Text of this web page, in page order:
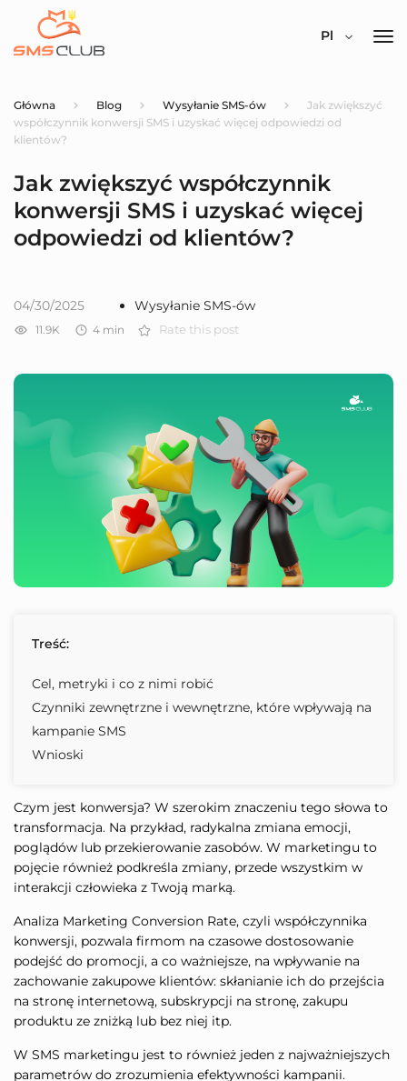
Pl
Główna Blog Wysyłanie SMS-ów
Jak zwiększyć
współczynnik konwersji SMS i uzyskać więcej odpowiedzi od
klientów?
Jak zwiększyć współczynnik
konwersji SMS i uzyskać więcej
odpowiedzi od klientów?
04/30/2025 Wysyłanie SMS-ów
11.9K 4 min Rate this post
Treść:
Cel, metryki i co z nimi robić
Czynniki zewnętrzne i wewnętrzne, które wpływają na
kampanie SMS
Wnioski
Czym jest konwersja? W szerokim znaczeniu tego słowa to
transformacja. Na przykład, radykalna zmiana emocji,
poglądów lub przekierowanie zasobów. W marketingu to
pojęcie również podkreśla zmiany, przede wszystkim w
interakcji człowieka z Twoją marką.
Analiza Marketing Conversion Rate, czyli współczynnika
konwersji, pozwala firmom na czasowe dostosowanie
podejść do promocji, a co ważniejsze, na wpływanie na
zachowanie zakupowe klientów: skłanianie ich do przejścia
na stronę internetową, subskrypcji na stronę, zakupu
produktu ze zniżką lub bez niej itp.
W SMS marketingu jest to również jeden z najważniejszych
parametrów do zrozumienia efektywności kampanii.